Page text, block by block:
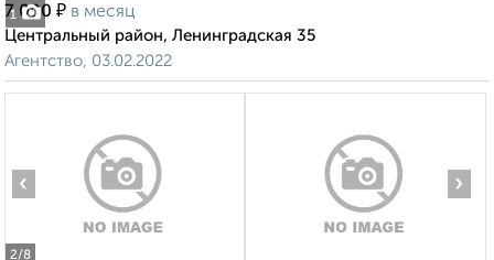
1
7 000 ₽ в месяц
Центральный район, Ленинградская 35
Агентство, 03.02.2022
2/8
‹ ›